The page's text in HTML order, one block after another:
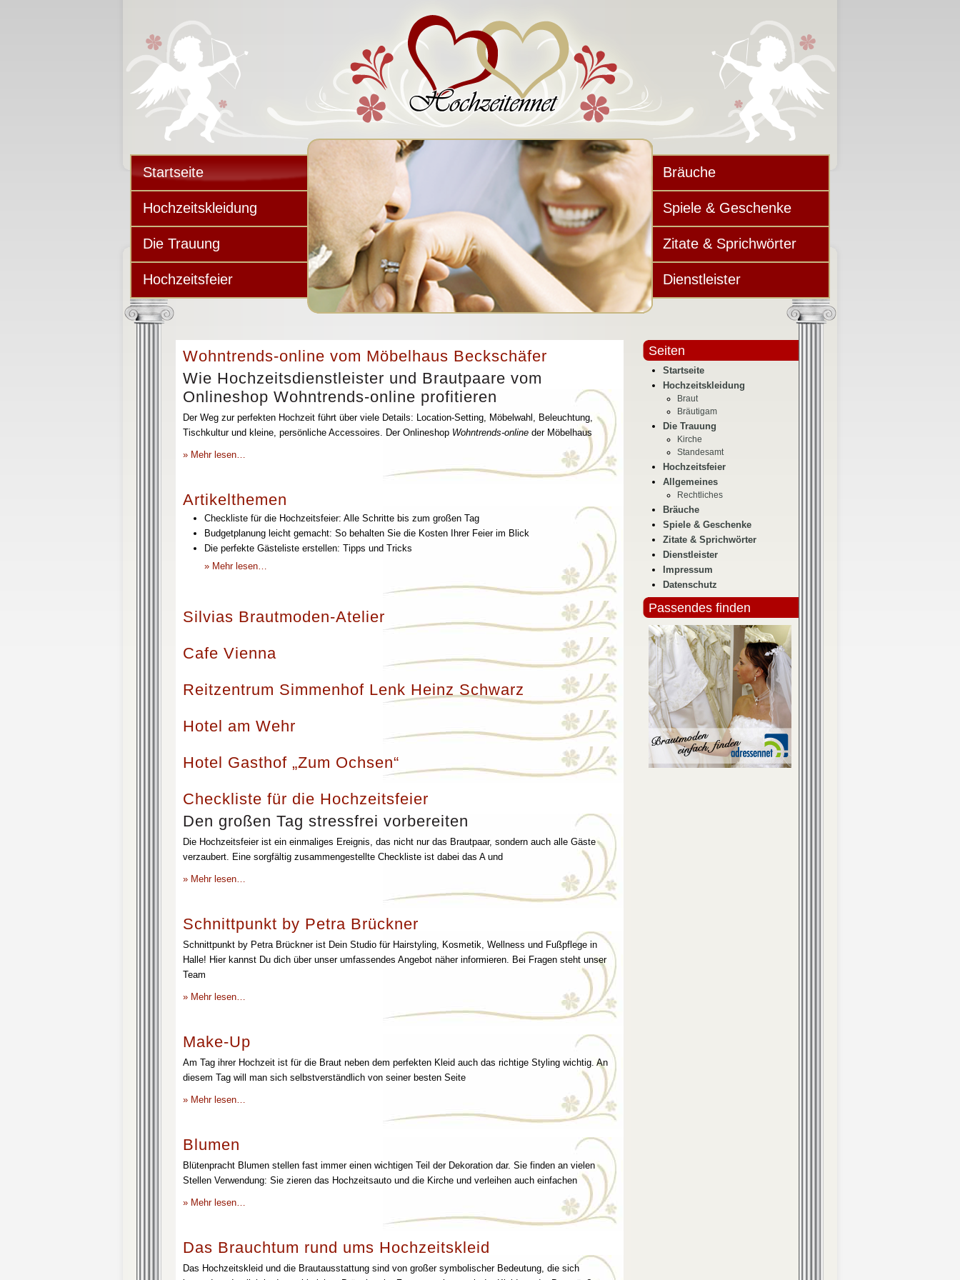
Startseite
Hochzeitskleidung
Die Trauung
Hochzeitsfeier
Bräuche
Spiele & Geschenke
Zitate & Sprichwörter
Dienstleister
Wohntrends-online vom Möbelhaus Beckschäfer
Wie Hochzeitsdienstleister und Brautpaare vom
Onlineshop Wohntrends-online profitieren
Der Weg zur perfekten Hochzeit führt über viele Details: Location-Setting, Möbelwahl, Beleuchtung,
Tischkultur und kleine, persönliche Accessoires. Der Onlineshop Wohntrends-online der Möbelhaus
» Mehr lesen…
Artikelthemen
Checkliste für die Hochzeitsfeier: Alle Schritte bis zum großen Tag
Budgetplanung leicht gemacht: So behalten Sie die Kosten Ihrer Feier im Blick
Die perfekte Gästeliste erstellen: Tipps und Tricks
» Mehr lesen…
Silvias Brautmoden-Atelier
Cafe Vienna
Reitzentrum Simmenhof Lenk Heinz Schwarz
Hotel am Wehr
Hotel Gasthof „Zum Ochsen“
Checkliste für die Hochzeitsfeier
Den großen Tag stressfrei vorbereiten
Die Hochzeitsfeier ist ein einmaliges Ereignis, das nicht nur das Brautpaar, sondern auch alle Gäste
verzaubert. Eine sorgfältig zusammengestellte Checkliste ist dabei das A und
» Mehr lesen…
Schnittpunkt by Petra Brückner
Schnittpunkt by Petra Brückner ist Dein Studio für Hairstyling, Kosmetik, Wellness und Fußpflege in
Halle! Hier kannst Du dich über unser umfassendes Angebot näher informieren. Bei Fragen steht unser
Team
» Mehr lesen…
Make-Up
Am Tag ihrer Hochzeit ist für die Braut neben dem perfekten Kleid auch das richtige Styling wichtig. An
diesem Tag will man sich selbstverständlich von seiner besten Seite
» Mehr lesen…
Blumen
Blütenpracht Blumen stellen fast immer einen wichtigen Teil der Dekoration dar. Sie finden an vielen
Stellen Verwendung: Sie zieren das Hochzeitsauto und die Kirche und verleihen auch einfachen
» Mehr lesen…
Das Brauchtum rund ums Hochzeitskleid
Das Hochzeitskleid und die Brautausstattung sind von großer symbolischer Bedeutung, die sich
Seiten
Startseite
Hochzeitskleidung
Braut
Bräutigam
Die Trauung
Kirche
Standesamt
Hochzeitsfeier
Allgemeines
Rechtliches
Bräuche
Spiele & Geschenke
Zitate & Sprichwörter
Dienstleister
Impressum
Datenschutz
Passendes finden